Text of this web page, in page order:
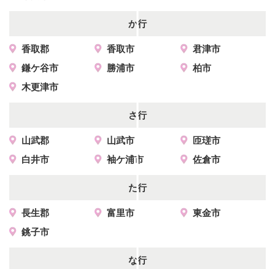
か行
香取郡 香取市
君津市
鎌ケ谷市
勝浦市
柏市
木更津市
さ行
山武郡 山武市
匝瑳市
白井市
袖ケ浦市 佐倉市
た行
長生郡 富里市
東金市
銚子市
な行